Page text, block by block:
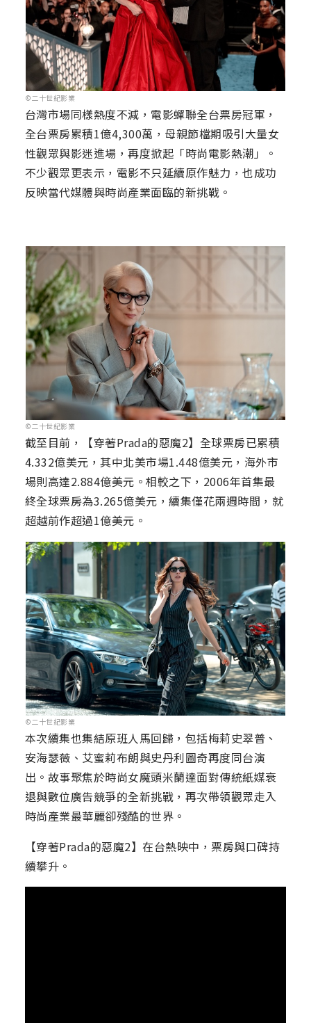
©二十世紀影業
台灣市場同樣熱度不減，電影蟬聯全台票房冠軍，
全台票房累積1億4,300萬，母親節檔期吸引大量女
性觀眾與影迷進場，再度掀起「時尚電影熱潮」。
不少觀眾更表示，電影不只延續原作魅力，也成功
反映當代媒體與時尚產業面臨的新挑戰。
©二十世紀影業
截至目前，【穿著Prada的惡魔2】全球票房已累積
4.332億美元，其中北美市場1.448億美元，海外市
場則高達2.884億美元。相較之下，2006年首集最
終全球票房為3.265億美元，續集僅花兩週時間，就
超越前作超過1億美元。
©二十世紀影業
本次續集也集結原班人馬回歸，包括梅莉史翠普、
安海瑟薇、艾蜜莉布朗與史丹利圖奇再度同台演
出。故事聚焦於時尚女魔頭米蘭達面對傳統紙媒衰
退與數位廣告競爭的全新挑戰，再次帶領觀眾走入
時尚產業最華麗卻殘酷的世界。
【穿著Prada的惡魔2】在台熱映中，票房與口碑持
續攀升。